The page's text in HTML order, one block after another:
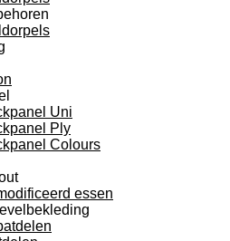
Uni
Ply
Colours
essen